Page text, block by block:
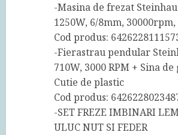
-Masina de frezat
1250W, 6/8mm,
Cod produs:
-Fierastrau pendular
710W, 3000 RPM + Sina
Cutie de plastic
Cod produs:
-SET FREZE IMBINARI
ULUC NUT SI FEDER